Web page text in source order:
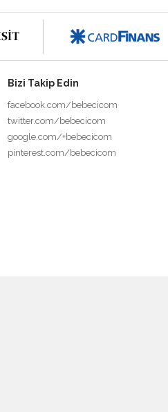
Bizi Takip Edin
facebook.com/bebecicom
twitter.com/bebecicom
google.com/+bebecicom
pinterest.com/bebecicom